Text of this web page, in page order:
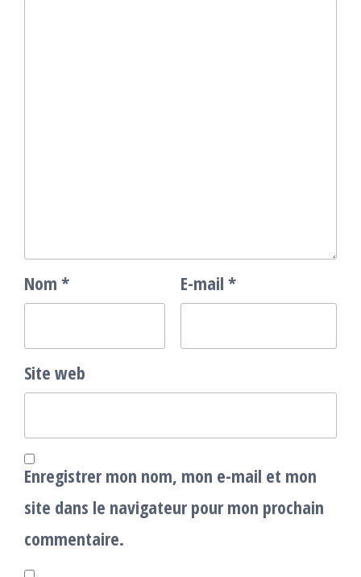
Nom * E-mail *
Site web
Enregistrer mon nom, mon e-mail et mon
site dans le navigateur pour mon prochain
commentaire.